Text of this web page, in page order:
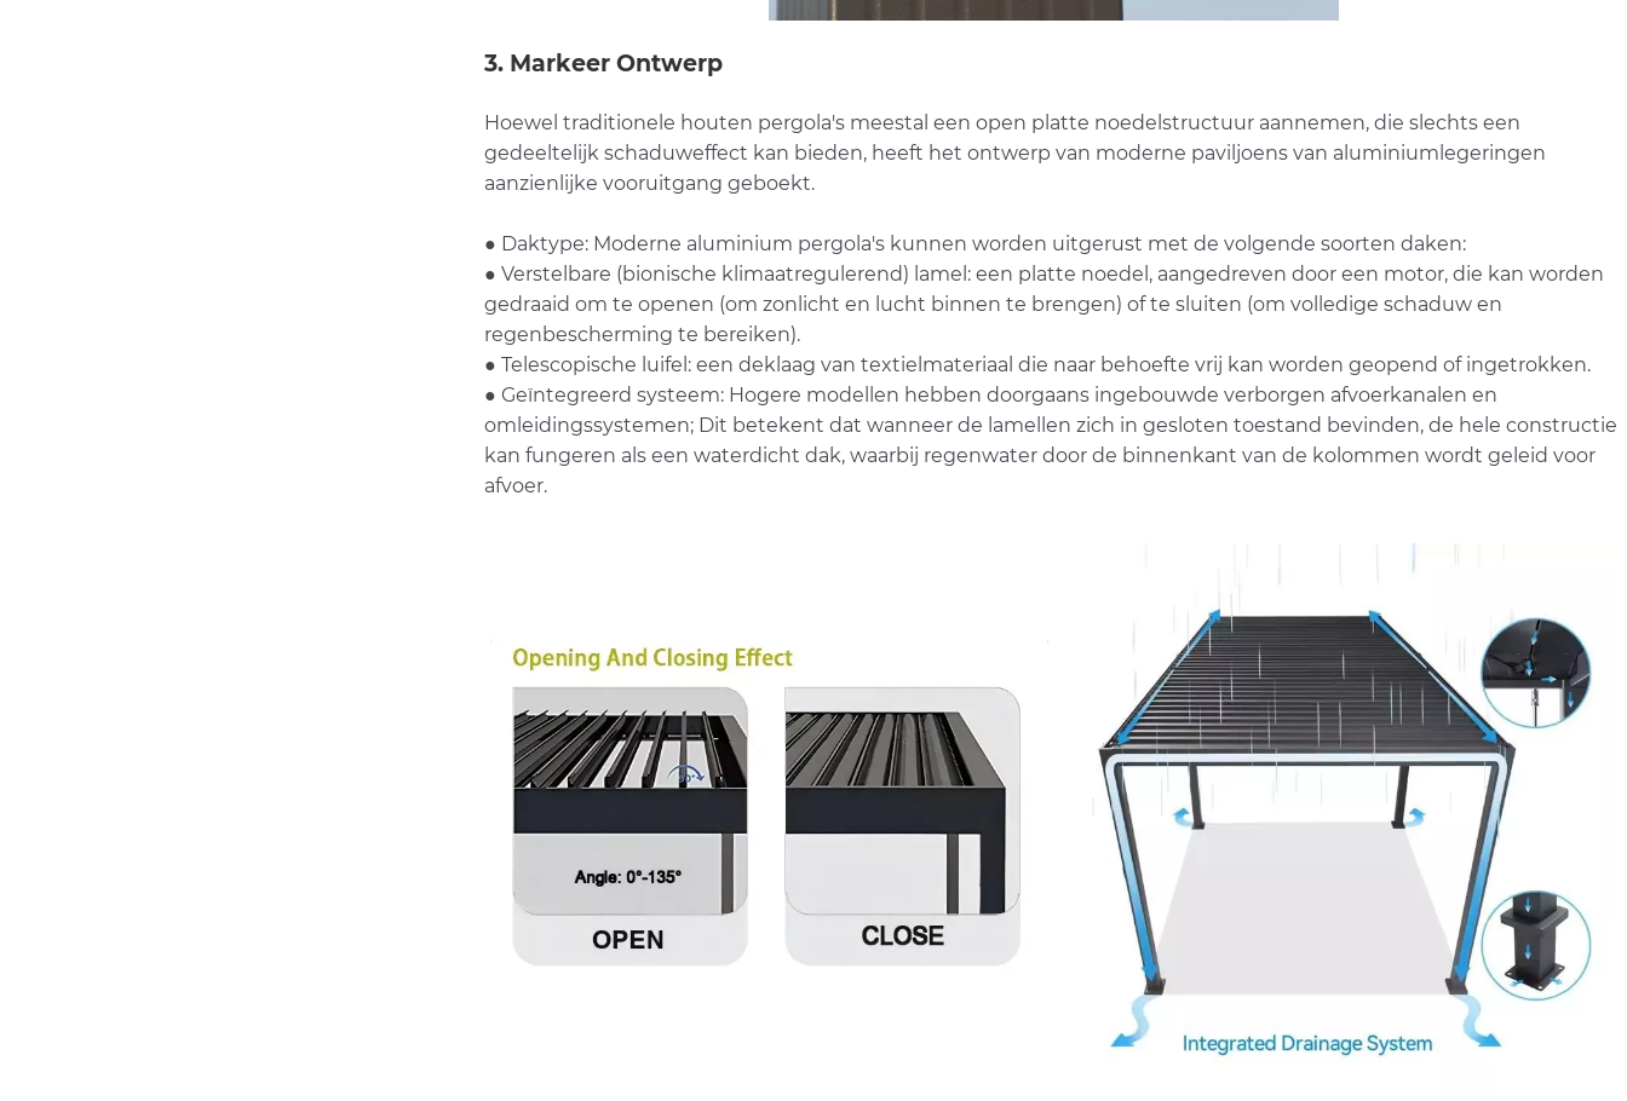
3. Markeer Ontwerp
Hoewel traditionele houten pergola's meestal een open platte noedelstructuur aannemen, die slechts een
gedeeltelijk schaduweffect kan bieden, heeft het ontwerp van moderne paviljoens van aluminiumlegeringen
aanzienlijke vooruitgang geboekt.
● Daktype: Moderne aluminium pergola's kunnen worden uitgerust met de volgende soorten daken:
● Verstelbare (bionische klimaatregulerend) lamel: een platte noedel, aangedreven door een motor, die kan worden
gedraaid om te openen (om zonlicht en lucht binnen te brengen) of te sluiten (om volledige schaduw en
regenbescherming te bereiken).
● Telescopische luifel: een deklaag van textielmateriaal die naar behoefte vrij kan worden geopend of ingetrokken.
● Geïntegreerd systeem: Hogere modellen hebben doorgaans ingebouwde verborgen afvoerkanalen en
omleidingssystemen; Dit betekent dat wanneer de lamellen zich in gesloten toestand bevinden, de hele constructie
kan fungeren als een waterdicht dak, waarbij regenwater door de binnenkant van de kolommen wordt geleid voor
afvoer.